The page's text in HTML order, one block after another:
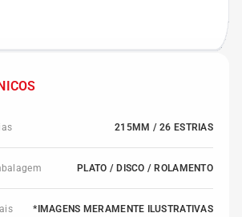
215MM / 26 ESTRIAS
PLATO / DISCO / ROLAMENTO
*IMAGENS MERAMENTE ILUSTRATIVAS